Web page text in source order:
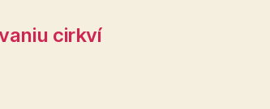
cirkví